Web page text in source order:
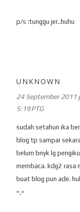
p/s :tunggu jer..huhu
UNKNOWN
24 September 2011
5:19 PTG
sudah setahun ika
blog tp sampai
belum bnyk lg
membaca. kdg2 rasa
buat blog pun ade.
=,=